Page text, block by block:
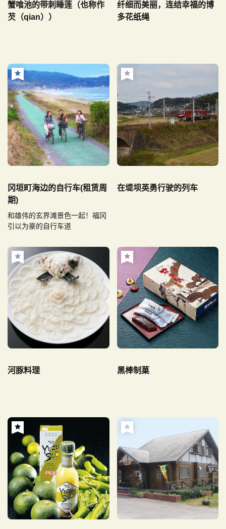
蟹喰池的带刺睡莲（也称作
芡（qian））
纤细而美丽，连结幸福的博
多花纸绳
冈垣町海边的自行车(租赁周
期)
和雄伟的玄界滩景色一起！福冈
引以为豪的自行车道
在堤坝英勇行驶的列车
河豚料理 黑棒制菓